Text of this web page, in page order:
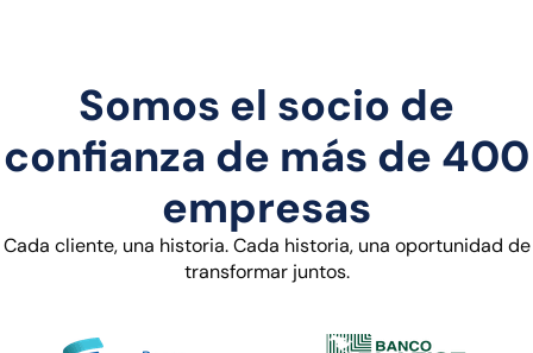
Somos el socio de
confianza de más de 400
empresas
Cada cliente, una historia. Cada historia, una oportunidad de
transformar juntos.